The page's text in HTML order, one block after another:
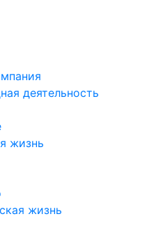
деятельность
жизнь
жизнь